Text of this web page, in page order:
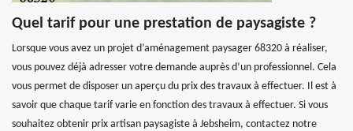
Quel tarif pour une prestation de paysagiste ?
Lorsque vous avez un projet d’aménagement paysager 68320 à réaliser,
vous pouvez déjà adresser votre demande auprès d’un professionnel. Cela
vous permet de disposer un aperçu du prix des travaux à effectuer. Il est à
savoir que chaque tarif varie en fonction des travaux à effectuer. Si vous
souhaitez obtenir prix artisan paysagiste à Jebsheim, contactez notre